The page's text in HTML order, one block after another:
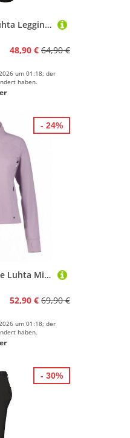
Luhta Sporthose Luhta Leggings Eevala
48,90 € 64,90 €
um 01:18; der
haben.
Luhta Trainingsjacke Luhta Midlayer Eijala
52,90 € 69,90 €
um 01:18; der
haben.
- 24%
- 30%